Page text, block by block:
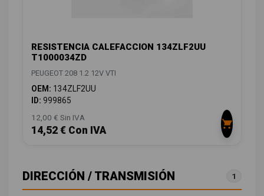
RESISTENCIA CALEFACCION 134ZLF2UU
T1000034ZD
PEUGEOT 208 1.2 12V VTI
OEM: 134ZLF2UU
ID: 999865
12,00 € Sin IVA
14,52 € Con IVA
DIRECCIÓN / TRANSMISIÓN 1